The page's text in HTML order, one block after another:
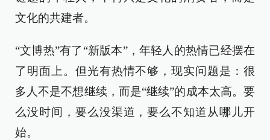
文化的共建者。
“文博热”有了“新版本”，年轻人的热情已经摆在
了明面上。但光有热情不够，现实问题是：很
多人不是不想继续，而是“继续”的成本太高。要
么没时间，要么没渠道，要么不知道从哪儿开
始。